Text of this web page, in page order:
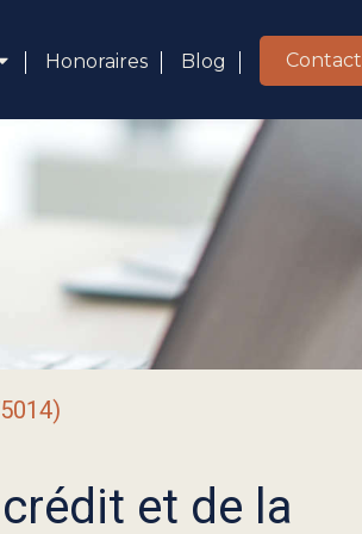
Honoraires Blog Contact
et de la